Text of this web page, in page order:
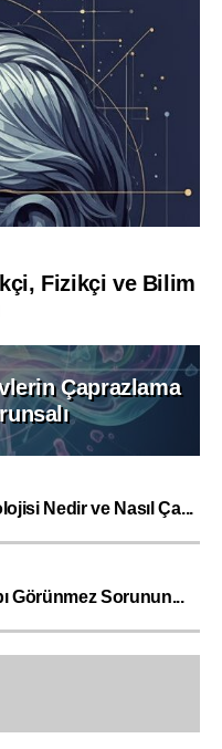
Fizikçi ve Bilim
Çaprazlama
Nedir ve Nasıl Ça...
Görünmez Sorunun...